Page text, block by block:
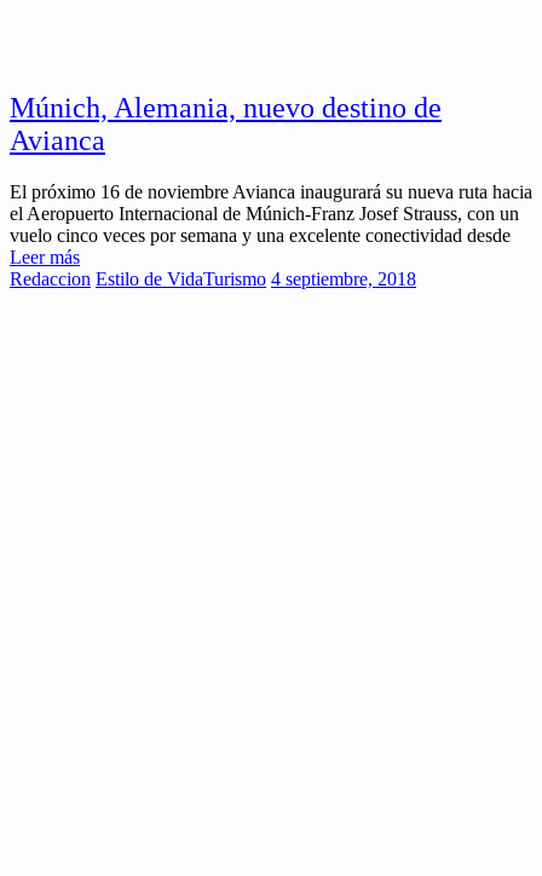
Múnich, Alemania, nuevo destino de
Avianca
El próximo 16 de noviembre Avianca inaugurará su nueva ruta hacia
el Aeropuerto Internacional de Múnich-Franz Josef Strauss, con un
vuelo cinco veces por semana y una excelente conectividad desde
Leer más
Redaccion Estilo de VidaTurismo 4 septiembre, 2018